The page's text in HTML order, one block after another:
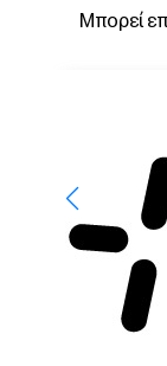
Μπορεί